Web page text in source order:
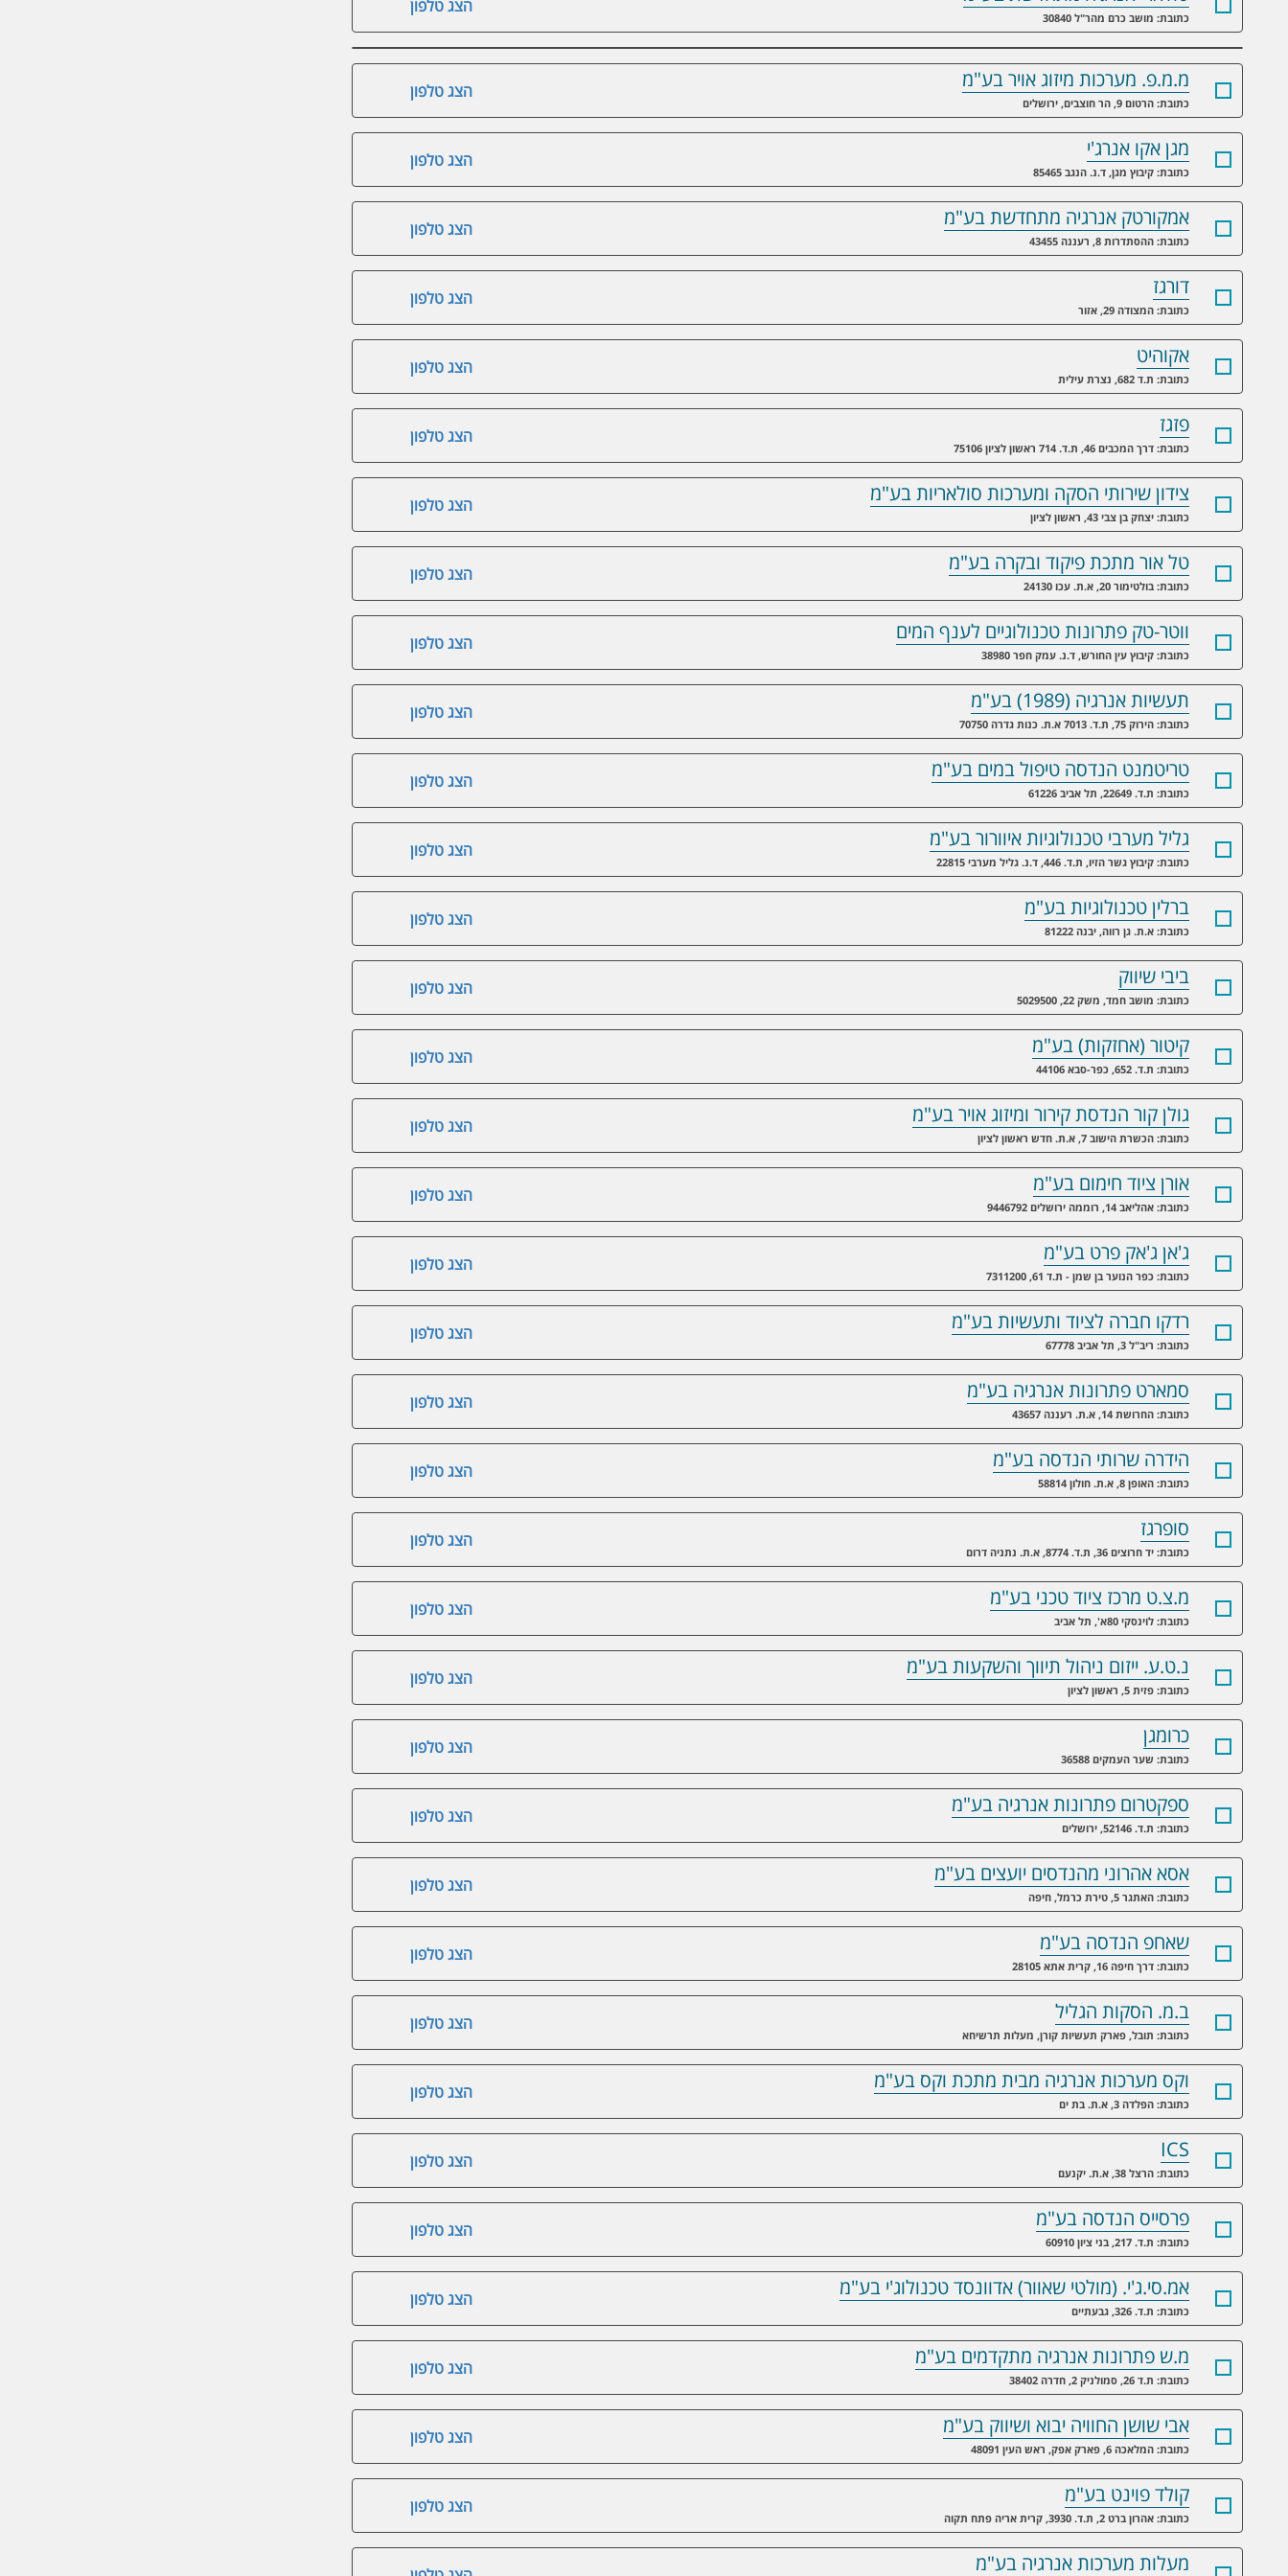
הצג טלפון
כתובת: מושב כרם מהר"ל 30840
הצג טלפון מ.מ.פ. מערכות מיזוג אויר בע"מ
כתובת: הרטום 9, הר חוצבים, ירושלים
הצג טלפון מגן אקו אנרג'י
כתובת: קיבוץ מגן, ד.נ. הנגב 85465
הצג טלפון אמקורטק אנרגיה מתחדשת בע"מ
כתובת: ההסתדרות 8, רעננה 43455
הצג טלפון דורגז
כתובת: המצודה 29, אזור
הצג טלפון אקוהיט
כתובת: ת.ד 682, נצרת עילית
הצג טלפון פזגז
כתובת: דרך המכבים 46, ת.ד. 714 ראשון לציון 75106
הצג טלפון צידון שירותי הסקה ומערכות סולאריות בע"מ
כתובת: יצחק בן צבי 43, ראשון לציון
הצג טלפון טל אור מתכת פיקוד ובקרה בע"מ
כתובת: בולטימור 20, א.ת. עכו 24130
הצג טלפון ווטר-טק פתרונות טכנולוגיים לענף המים
כתובת: קיבוץ עין החורש, ד.נ. עמק חפר 38980
הצג טלפון תעשיות אנרגיה (1989) בע"מ
כתובת: הירוק 75, ת.ד. 7013 א.ת. כנות גדרה 70750
הצג טלפון טריטמנט הנדסה טיפול במים בע"מ
כתובת: ת.ד. 22649, תל אביב 61226
הצג טלפון גליל מערבי טכנולוגיות איוורור בע"מ
כתובת: קיבוץ גשר הזיו, ת.ד. 446, ד.נ. גליל מערבי 22815
הצג טלפון ברלין טכנולוגיות בע"מ
כתובת: א.ת. גן רווה, יבנה 81222
הצג טלפון ביבי שיווק
כתובת: מושב חמד, משק 22, 5029500
הצג טלפון קיטור (אחזקות) בע"מ
כתובת: ת.ד. 652, כפר-סבא 44106
הצג טלפון גולן קור הנדסת קירור ומיזוג אויר בע"מ
כתובת: הכשרת הישוב 7, א.ת. חדש ראשון לציון
הצג טלפון אורן ציוד חימום בע"מ
כתובת: אהליאב 14, רוממה ירושלים 9446792
הצג טלפון ג'אן ג'אק פרט בע"מ
כתובת: כפר הנוער בן שמן - ת.ד 61, 7311200
הצג טלפון רדקו חברה לציוד ותעשיות בע"מ
כתובת: ריב"ל 3, תל אביב 67778
הצג טלפון סמארט פתרונות אנרגיה בע"מ
כתובת: החרושת 14, א.ת. רעננה 43657
הצג טלפון הידרה שרותי הנדסה בע"מ
כתובת: האופן 8, א.ת. חולון 58814
הצג טלפון סופרגז
כתובת: יד חרוצים 36, ת.ד. 8774, א.ת. נתניה דרום
הצג טלפון מ.צ.ט מרכז ציוד טכני בע"מ
כתובת: לוינסקי 80א', תל אביב
הצג טלפון נ.ט.ע. ייזום ניהול תיווך והשקעות בע"מ
כתובת: פזית 5, ראשון לציון
הצג טלפון כרומגן
כתובת: שער העמקים 36588
הצג טלפון ספקטרום פתרונות אנרגיה בע"מ
כתובת: ת.ד. 52146, ירושלים
הצג טלפון אסא אהרוני מהנדסים יועצים בע"מ
כתובת: האתגר 5, טירת כרמל, חיפה
הצג טלפון שאחפ הנדסה בע"מ
כתובת: דרך חיפה 16, קרית אתא 28105
הצג טלפון ב.מ. הסקות הגליל
כתובת: תובל, פארק תעשיות קורן, מעלות תרשיחא
הצג טלפון וקס מערכות אנרגיה מבית מתכת וקס בע"מ
כתובת: הפלדה 3, א.ת. בת ים
הצג טלפון ICS
כתובת: הרצל 38, א.ת. יקנעם
הצג טלפון פרסייס הנדסה בע"מ
כתובת: ת.ד. 217, בני ציון 60910
הצג טלפון אמ.סי.ג'י. (מולטי שאוור) אדוונסד טכנולוג'י בע"מ
כתובת: ת.ד. 326, גבעתיים
הצג טלפון מ.ש פתרונות אנרגיה מתקדמים בע"מ
כתובת: ת.ד 26, סמולניק 2, חדרה 38402
הצג טלפון אבי שושן החוויה יבוא ושיווק בע"מ
כתובת: המלאכה 6, פארק אפק, ראש העין 48091
הצג טלפון קולד פוינט בע"מ
כתובת: אהרון ברט 2, ת.ד. 3930, קרית אריה פתח תקוה
מעלות מערכות אנרגיה בע"מ